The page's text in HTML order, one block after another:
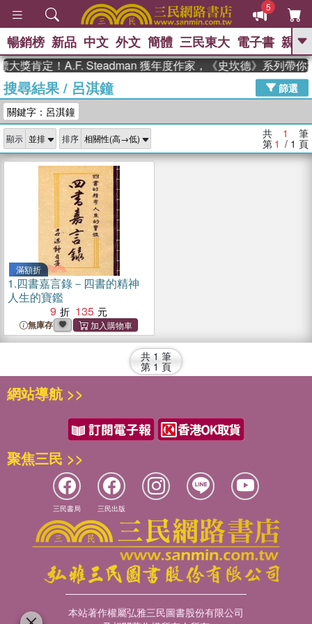
5
GO
高希均教授回憶錄
、 The Odyssey 、 父親節 、 如果歷
獎 臺灣漫遊錄 、 方念華 、 台灣的李
登輝時代
數學女孩：黎曼猜想 、
偉大的迷走神經
暢銷榜 新品 中文 外文 簡體 三民東大 電子書 親子
獎肯定！A.F. Steadman 獲年度作家，《史坎德》系列帶你
搜尋結果/ 呂淇鐘
篩選
關鍵字：呂淇鐘
顯示 排序 共 1 筆
第 1 / 1 頁
滿額折
1.四書嘉言錄－四書的精神
人生的寶鑑
9
135
無庫存
共 1 筆
第 1 頁
網站導航 >>
聚焦三民 >>
三民書局 三民出版
本站著作權屬弘雅三民圖書股份有限公司